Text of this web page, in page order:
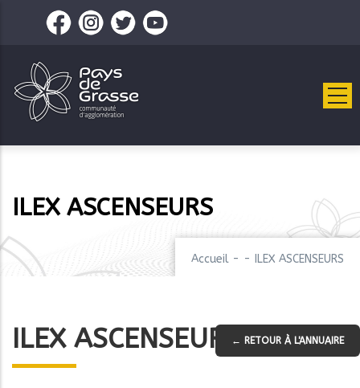
contenu
principal
ILEX ASCENSEURS
Accueil - - ILEX ASCENSEURS
ILEX ASCENSEURS← RETOUR À L'ANNUAIRE